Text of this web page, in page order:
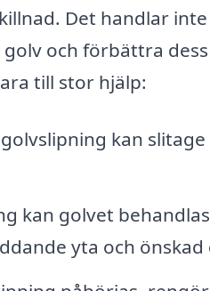
Det handlar
och förbättra
till stor hjälp:
kan
kan golvet
yta och önskad